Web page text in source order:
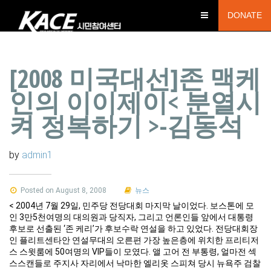
DONATE
[2008 미국대선]존 맥케
인의 이이제이< 분열시
켜 정복하기 >-김동석
by admin1
Posted on August 8, 2008 뉴스
< 2004년 7월 29일, 민주당 전당대회 마지막 날이었다. 보스톤에 모
인 3만5천여명의 대의원과 당직자, 그리고 언론인들 앞에서 대통령
후보로 선출된 ‘존 케리’가 후보수락 연설을 하고 있었다. 전당대회장
인 플리트센타안 연설무대의 오른편 가장 높은층에 위치한 프리티저
스 스윗룸에 50여명의 VIP들이 모였다. 앨 고어 전 부통령, 얼마전 섹
스스캔들로 주지사 자리에서 낙마한 엘리옷 스피쳐 당시 뉴욕주 검찰